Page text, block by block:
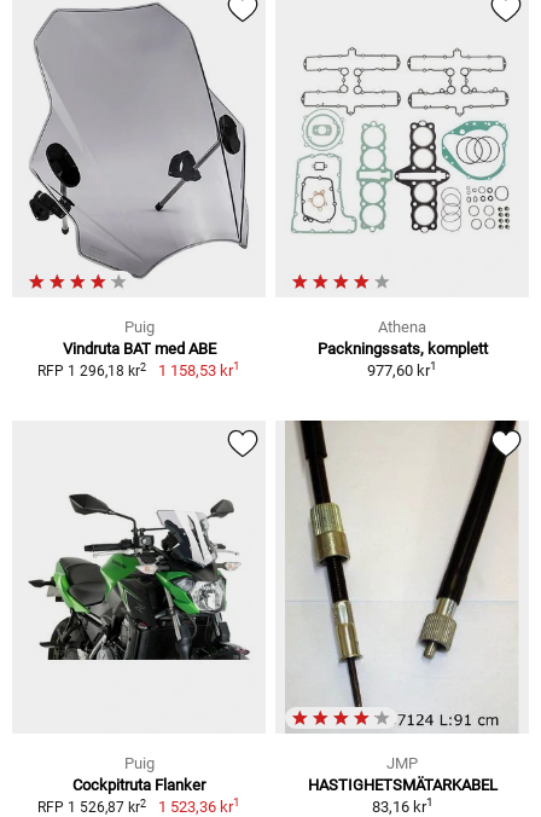
Puig
Vindruta BAT med ABE
RFP 1 296,18 kr2 1 158,53 kr1
Athena
Packningssats, komplett
977,60 kr1
Puig
Cockpitruta Flanker
RFP 1 526,87 kr2 1 523,36 kr1
JMP
HASTIGHETSMÄTARKABEL
83,16 kr1